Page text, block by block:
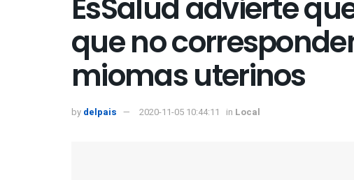
EsSalud advierte
que no
miomas uterinos
by delpais 2020-11-05 10:44:11 in Local